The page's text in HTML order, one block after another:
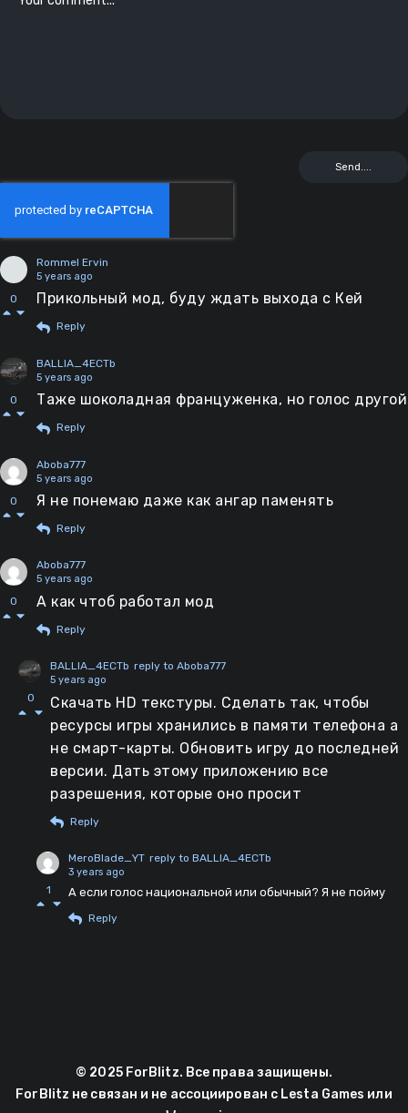
0
Rommel Ervin
5 years ago
Прикольный мод, буду ждать выхода с Кей
Reply
0
BALLIA_4ECTb
5 years ago
Таже шоколадная француженка, но голос другой
Reply
0
Aboba777
5 years ago
Я не понемаю даже как ангар паменять
Reply
0
Aboba777
5 years ago
А как чтоб работал мод
Reply
0
BALLIA_4ECTb reply to Aboba777
5 years ago
Скачать HD текстуры. Сделать так, чтобы
ресурсы игры хранились в памяти телефона а
не смарт-карты. Обновить игру до последней
версии. Дать этому приложению все
разрешения, которые оно просит
Reply
1
MeroBlade_YT reply to BALLIA_4ECTb
3 years ago
А если голос национальной или обычный? Я не пойму
Reply
© 2025 ForBlitz. Все права защищены.
ForBlitz не связан и не ассоциирован с Lesta Games или